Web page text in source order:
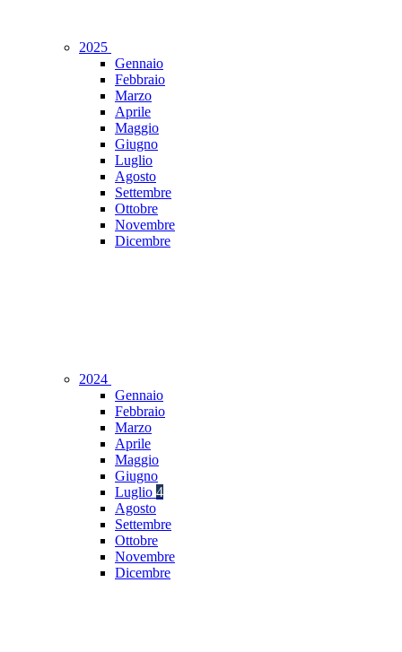
2025
Gennaio
Febbraio
Marzo
Aprile
Maggio
Giugno
Luglio
Agosto
Settembre
Ottobre
Novembre
Dicembre
2024
Gennaio
Febbraio
Marzo
Aprile
Maggio
Giugno
Luglio 4
Agosto
Settembre
Ottobre
Novembre
Dicembre